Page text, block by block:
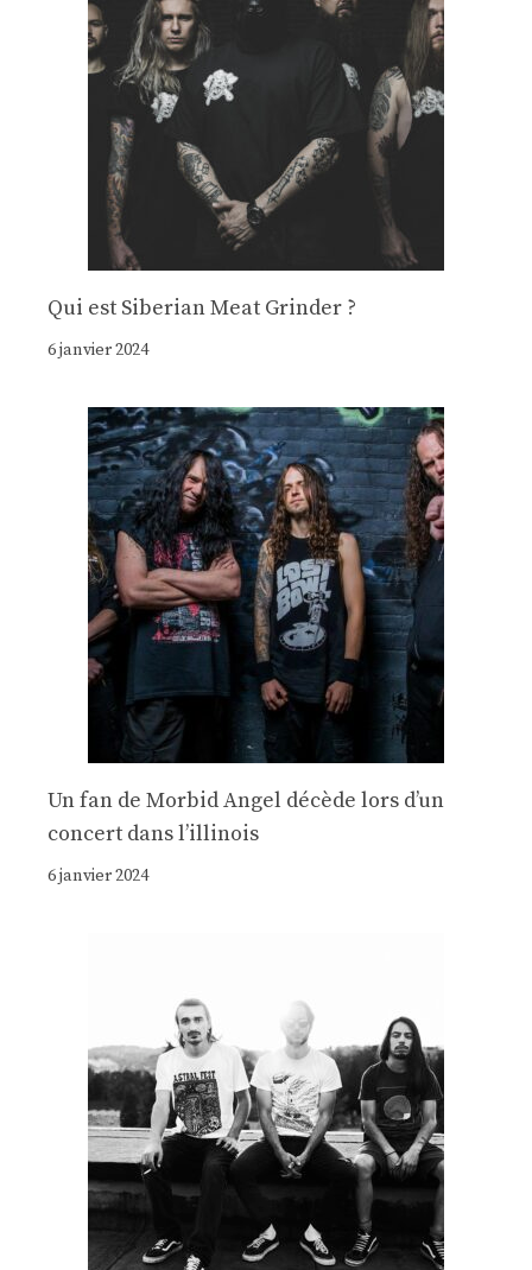
Qui est Siberian Meat Grinder ?
6 janvier 2024
Un fan de Morbid Angel décède lors d’un
concert dans l’illinois
6 janvier 2024